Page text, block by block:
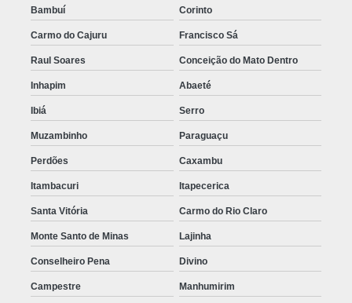
Bambuí Corinto
Carmo do Cajuru Francisco Sá
Raul Soares Conceição do Mato Dentro
Inhapim Abaeté
Ibiá Serro
Muzambinho Paraguaçu
Perdões Caxambu
Itambacuri Itapecerica
Santa Vitória Carmo do Rio Claro
Monte Santo de Minas Lajinha
Conselheiro Pena Divino
Campestre Manhumirim